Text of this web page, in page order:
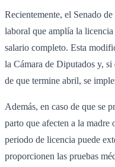
Recientemente, el Senado
laboral que amplía la
salario completo. Esta
la Cámara de Diputados y, si
de que termine abril, se
Además, en caso de que se
parto que afecten a la madre
periodo de licencia puede
proporcionen las pruebas